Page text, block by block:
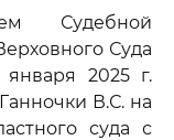
Судебной
Суда
2025 г.
В.С. на
суда с